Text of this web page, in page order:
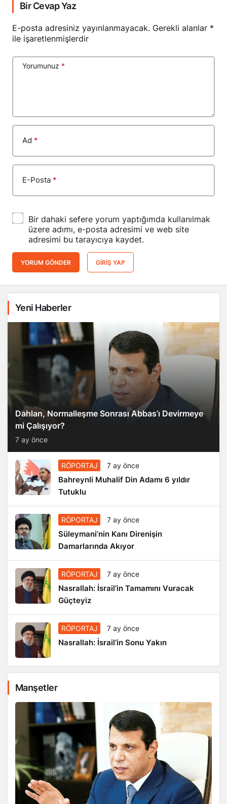
Bir Cevap Yaz
E-posta adresiniz yayınlanmayacak. Gerekli alanlar *
ile işaretlenmişlerdir
Yorumunuz *
Ad *
E-Posta *
Bir dahaki sefere yorum yaptığımda kullanılmak
üzere adımı, e-posta adresimi ve web site
adresimi bu tarayıcıya kaydet.
YORUM GÖNDER GIRIŞ YAP
Yeni Haberler
Dahlan, Normalleşme Sonrası Abbas’ı Devirmeye
mi Çalışıyor?
7 ay önce
RÖPORTAJ 7 ay önce
Bahreynli Muhalif Din Adamı 6 yıldır
Tutuklu
RÖPORTAJ 7 ay önce
Süleymani’nin Kanı Direnişin
Damarlarında Akıyor
RÖPORTAJ 7 ay önce
Nasrallah: İsrail’in Tamamını Vuracak
Güçteyiz
RÖPORTAJ 7 ay önce
Nasrallah: İsrail’in Sonu Yakın
Manşetler